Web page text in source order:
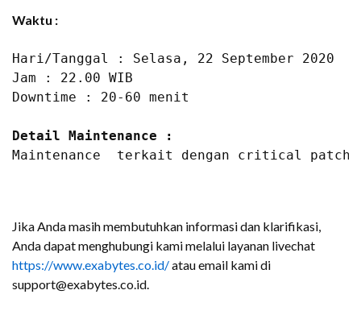
Waktu :
Hari/Tanggal : Selasa, 22 September 2020
Jam : 22.00 WIB
Downtime : 20-60 menit
Detail Maintenance :
Maintenance  terkait dengan critical patch
Jika Anda masih membutuhkan informasi dan klarifikasi,
Anda dapat menghubungi kami melalui layanan livechat
https://www.exabytes.co.id/atau email kami di
support@exabytes.co.id.